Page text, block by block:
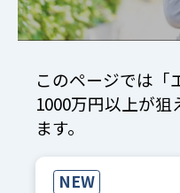
このページでは「
1000万円以上が狙
ます。
NEW